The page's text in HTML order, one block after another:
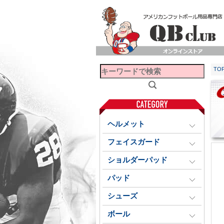
ヘルメット
フェイスガード
ショルダーパッド
パッド
シューズ
ボール